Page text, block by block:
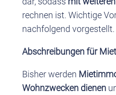
rechnen ist. Wichtige
nachfolgend vorgestellt.
Abschreibungen für
Bisher werden
Wohnzwecken dienen